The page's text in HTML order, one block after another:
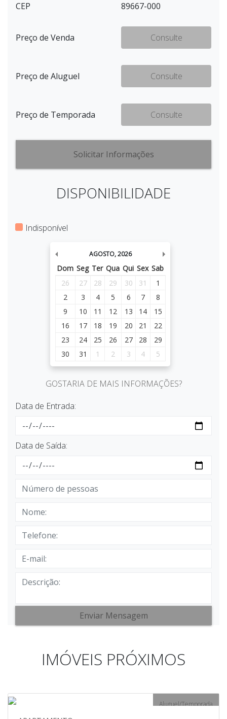
CEP
89667-000
Preço de Venda Consulte
Preço de Aluguel Consulte
Preço de Temporada Consulte
Solicitar Informações
DISPONIBILIDADE
Indisponível
AGOSTO,2026
Dom Seg Ter Qua Qui Sex Sab
26
27 28 29 30 31
1
2
3 4 5 6 7
8
9
10 11 12 13 14
15
16
17 18 19 20 21
22
23
24 25 26 27 28
29
30
31 1 2 3 4 5
GOSTARIA DE MAIS INFORMAÇÕES?
Data de Entrada:
Data de Saída:
Enviar Mensagem
IMÓVEIS PRÓXIMOS
Aluguel/Temporada